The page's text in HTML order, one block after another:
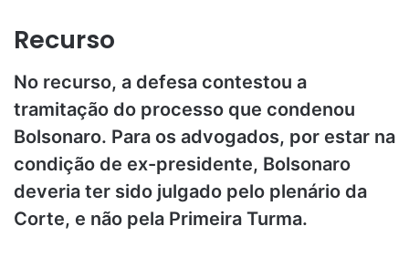
Recurso
No recurso, a defesa contestou a
tramitação do processo que condenou
Bolsonaro. Para os advogados, por estar na
condição de ex-presidente, Bolsonaro
deveria ter sido julgado pelo plenário da
Corte, e não pela Primeira Turma.